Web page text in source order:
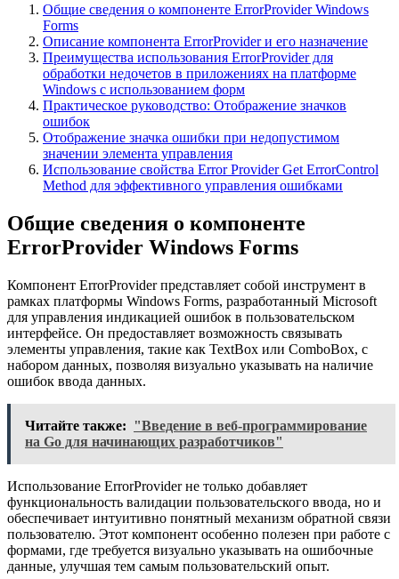
Общие сведения о компоненте ErrorProvider Windows
Forms
Описание компонента ErrorProvider и его назначение
Преимущества использования ErrorProvider для
обработки недочетов в приложениях на платформе
Windows с использованием форм
Практическое руководство: Отображение значков
ошибок
Отображение значка ошибки при недопустимом
значении элемента управления
Использование свойства Error Provider Get ErrorControl
Method для эффективного управления ошибками
Общие сведения о компоненте
ErrorProvider Windows Forms
Компонент ErrorProvider представляет собой инструмент в
рамках платформы Windows Forms, разработанный Microsoft
для управления индикацией ошибок в пользовательском
интерфейсе. Он предоставляет возможность связывать
элементы управления, такие как TextBox или ComboBox, с
набором данных, позволяя визуально указывать на наличие
ошибок ввода данных.
Читайте также: "Введение в веб-программирование
на Go для начинающих разработчиков"
Использование ErrorProvider не только добавляет
функциональность валидации пользовательского ввода, но и
обеспечивает интуитивно понятный механизм обратной связи
пользователю. Этот компонент особенно полезен при работе с
формами, где требуется визуально указывать на ошибочные
данные, улучшая тем самым пользовательский опыт.